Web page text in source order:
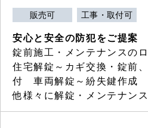
販売可 工事・取付可
安心と安全の防犯をご提案
錠前施工・メンテナンスの
住宅解錠～カギ交換・錠前
付 車両解錠～紛失鍵作成
他様々に解錠・メンテナン